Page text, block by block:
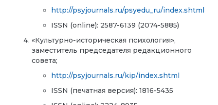
http://psyjournals.ru/psyedu_ru/index.shtml
ISSN (online): 2587-6139 (2074-5885)
«Культурно-историческая психология»,
заместитель председателя редакционного
совета;
http://psyjournals.ru/kip/index.shtml
ISSN (печатная версия): 1816-5435